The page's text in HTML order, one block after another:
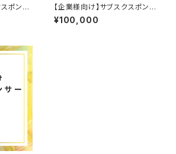
スポンサ
【企業様向け】サブスクスポンサ
ー10万パック
¥100,000